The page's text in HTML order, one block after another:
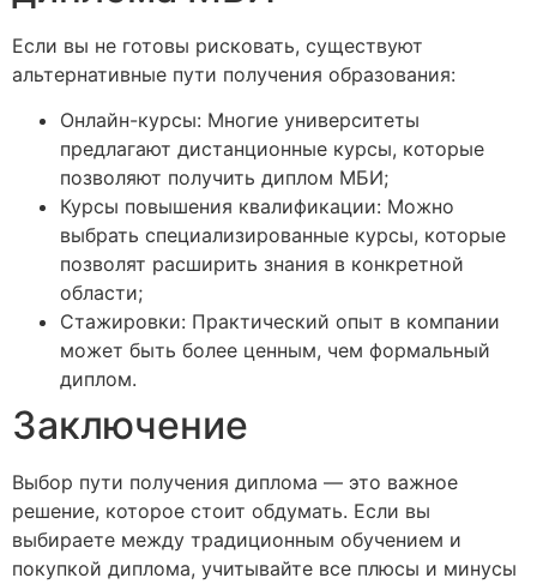
Если вы не готовы рисковать, существуют
альтернативные пути получения образования:
Онлайн-курсы: Многие университеты
предлагают дистанционные курсы, которые
позволяют получить диплом МБИ;
Курсы повышения квалификации: Можно
выбрать специализированные курсы, которые
позволят расширить знания в конкретной
области;
Стажировки: Практический опыт в компании
может быть более ценным, чем формальный
диплом.
Заключение
Выбор пути получения диплома — это важное
решение, которое стоит обдумать. Если вы
выбираете между традиционным обучением и
покупкой диплома, учитывайте все плюсы и минусы